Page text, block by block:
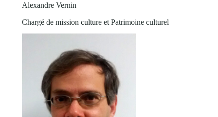
Alexandre Vernin
Chargé de mission culture et Patrimoine culturel